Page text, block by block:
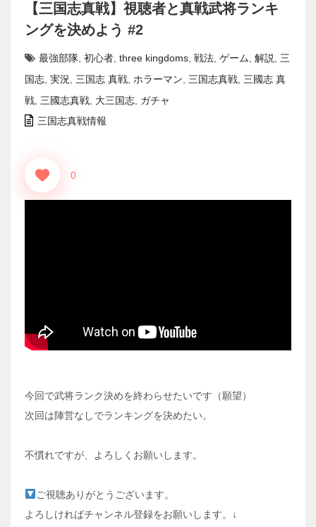
【三国志真戦】視聴者と真戦武将ランキ
ングを決めよう #2
最強部隊 初心者 three kingdoms 戦法 ゲーム 解説
三
国志 実況 三国志 真戦 ホラーマン 三国志真戦 三國志 真
戦 三國志真戦 大三国志 ガチャ
三国志真戦情報
0
今回で武将ランク決めを終わらせたいです（願望）
次回は陣営なしでランキングを決めたい。
不慣れですが、よろしくお願いします。
ご視聴ありがとうございます。
よろしければチャンネル登録をお願いします。↓